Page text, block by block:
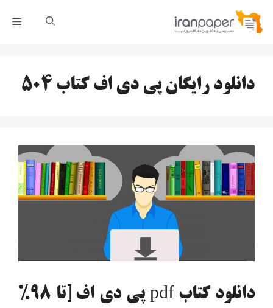
پرش
دانلود رایگان پی دی اف کتاب ۵۰۴
دانلود کتاب pdf پی دی اف [تا 98%